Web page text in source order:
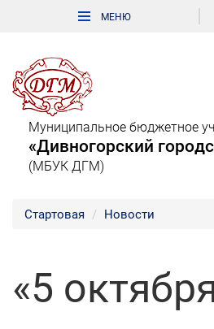
Муниципальное бюджетное
«Дивногорский
(МБУК ДГМ)
Стартовая Новости
«5